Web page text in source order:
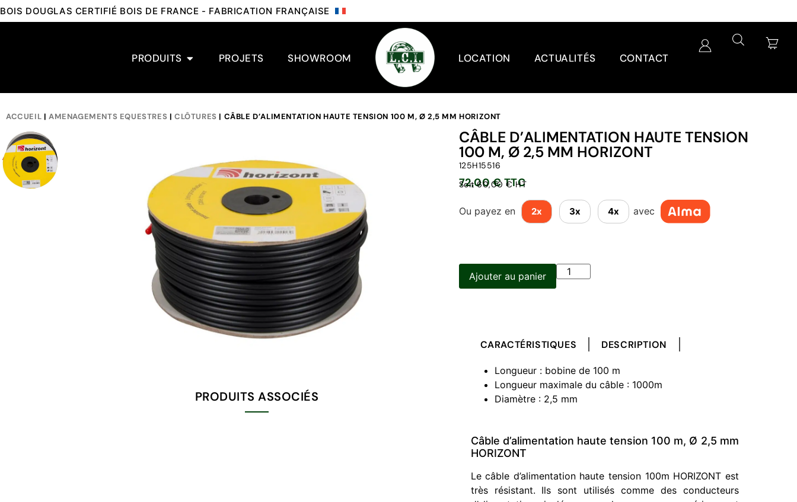
BOIS DOUGLAS CERTIFIÉ BOIS DE FRANCE - FABRICATION FRANÇAISE
PRODUITS PROJETS SHOWROOM LOCATION ACTUALITÉS CONTACT
ACCUEIL |AMENAGEMENTS EQUESTRES |CLÔTURES | CÂBLE D’ALIMENTATION HAUTE TENSION 100 M, Ø 2,5 MM HORIZONT
PRODUITS ASSOCIÉS
CÂBLE D’ALIMENTATION HAUTE TENSION
100 M, Ø 2,5 MM HORIZONT
125H15516
72,00 € TTC
Soit 60,00 € HT
Ou payez en 2x 3x 4x avec
Ajouter au panier
CARACTÉRISTIQUES DESCRIPTION
Longueur : bobine de 100 m
Longueur maximale du câble : 1000m
Diamètre : 2,5 mm
Câble d’alimentation haute tension 100 m, Ø 2,5 mm
HORIZONT
Le câble d’alimentation haute tension 100m HORIZONT est
très résistant. Ils sont utilisés comme des conducteurs